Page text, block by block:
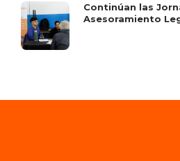
Continúan las
Asesoramiento